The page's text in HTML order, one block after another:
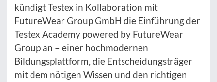
kündigt Testex in Kollaboration mit
FutureWear Group GmbH die Einführung der
Testex Academy powered by FutureWear
Group an – einer hochmodernen
Bildungsplattform, die Entscheidungsträger
mit dem nötigen Wissen und den richtigen